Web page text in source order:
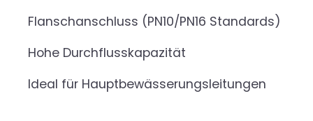
Flanschanschluss (PN10/PN16 Standards)
Hohe Durchflusskapazität
Ideal für Hauptbewässerungsleitungen